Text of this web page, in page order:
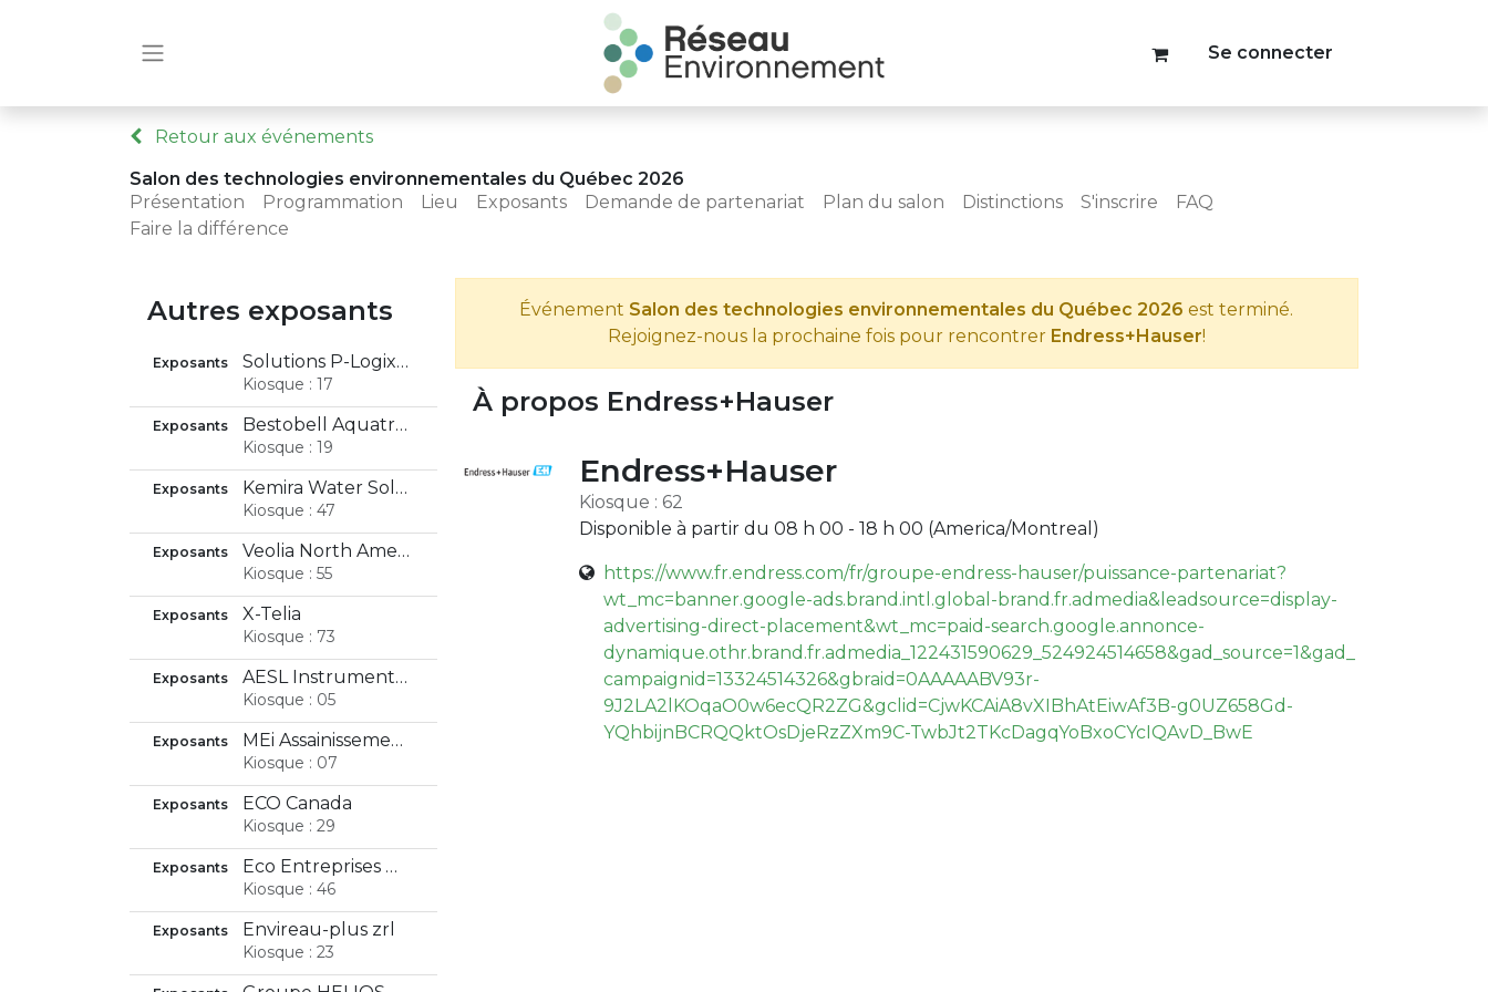
Se connecter
Retour aux événements
Salon des technologies environnementales du Québec 2026
Présentation
Programmation Lieu Exposants Demande de partenariat Plan du salon Distinctions S'inscrire
FAQ
Faire la différence
Autres exposants
Exposants Solutions P-Logix Inc.
Kiosque : 17
Exposants Bestobell Aquatronix
Kiosque : 19
Exposants Kemira Water Solutions Inc
Kiosque : 47
Exposants Veolia North America
Kiosque : 55
Exposants X-Telia
Kiosque : 73
Exposants AESL Instrumentation inc
Kiosque : 05
Exposants MEi Assainissement inc.
Kiosque : 07
Exposants ECO Canada
Kiosque : 29
Exposants Éco Entreprises Québec - EEQ
Kiosque : 46
Exposants Envireau-plus zrl
Kiosque : 23
Événement Salon des technologies environnementales du Québec 2026 est terminé.
Rejoignez-nous la prochaine fois pour rencontrer Endress+Hauser!
À propos Endress+Hauser
Endress+Hauser
Kiosque : 62
Disponible à partir du 08 h 00 - 18 h 00 (America/Montreal )
https://www.fr.endress.com/fr/groupe-endress-hauser/puissance-partenariat?
wt_mc=banner.google-ads.brand.intl.global-brand.fr.admedia&leadsource=display-
advertising-direct-placement&wt_mc=paid-search.google.annonce-
dynamique.othr.brand.fr.admedia_122431590629_524924514658&gad_source=1&gad_
campaignid=13324514326&gbraid=0AAAAABV93r-
9J2LA2lKOqaO0w6ecQR2ZG&gclid=CjwKCAiA8vXIBhAtEiwAf3B-g0UZ658Gd-
YQhbijnBCRQQktOsDjeRzZXm9C-TwbJt2TKcDagqYoBxoCYcIQAvD_BwE